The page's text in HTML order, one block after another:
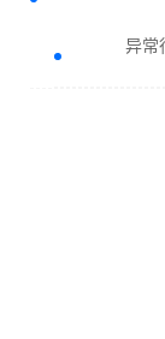
异常